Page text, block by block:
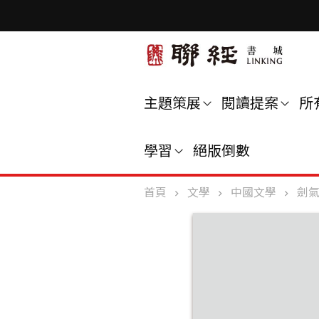
主題策展 閱讀提案 所
學習 絕版倒數
首頁 文學 中國文學 劍